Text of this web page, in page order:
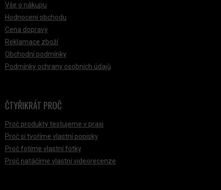
Vše o nákupu
Hodnocení obchodu
Cena dopravy
Reklamace zboží
Obchodní podmínky
Podmínky ochrany osobních údajů
ČTYŘIKRÁT PROČ
Proč produkty testujeme v praxi
Proč si tvoříme vlastní popisky
Proč fotíme vlastní fotky
Proč natáčíme vlastní videorecenze